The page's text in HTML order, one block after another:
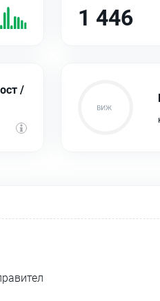
1 446
/